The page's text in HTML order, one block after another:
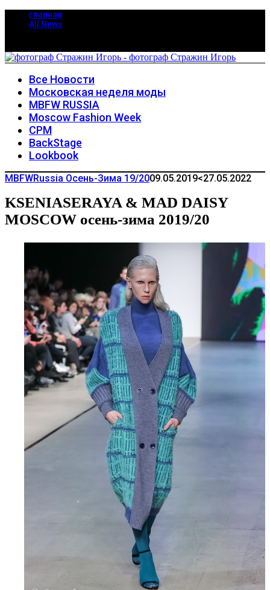
главная
All News
Все Новости
Московская неделя моды
MBFW RUSSIA
Moscow Fashion Week
CPM
BackStage
Lookbook
MBFWRussia Осень-Зима 19/2009.05.2019<27.05.2022
KSENIASERAYA & MAD DAISY
MOSCOW осень-зима 2019/20